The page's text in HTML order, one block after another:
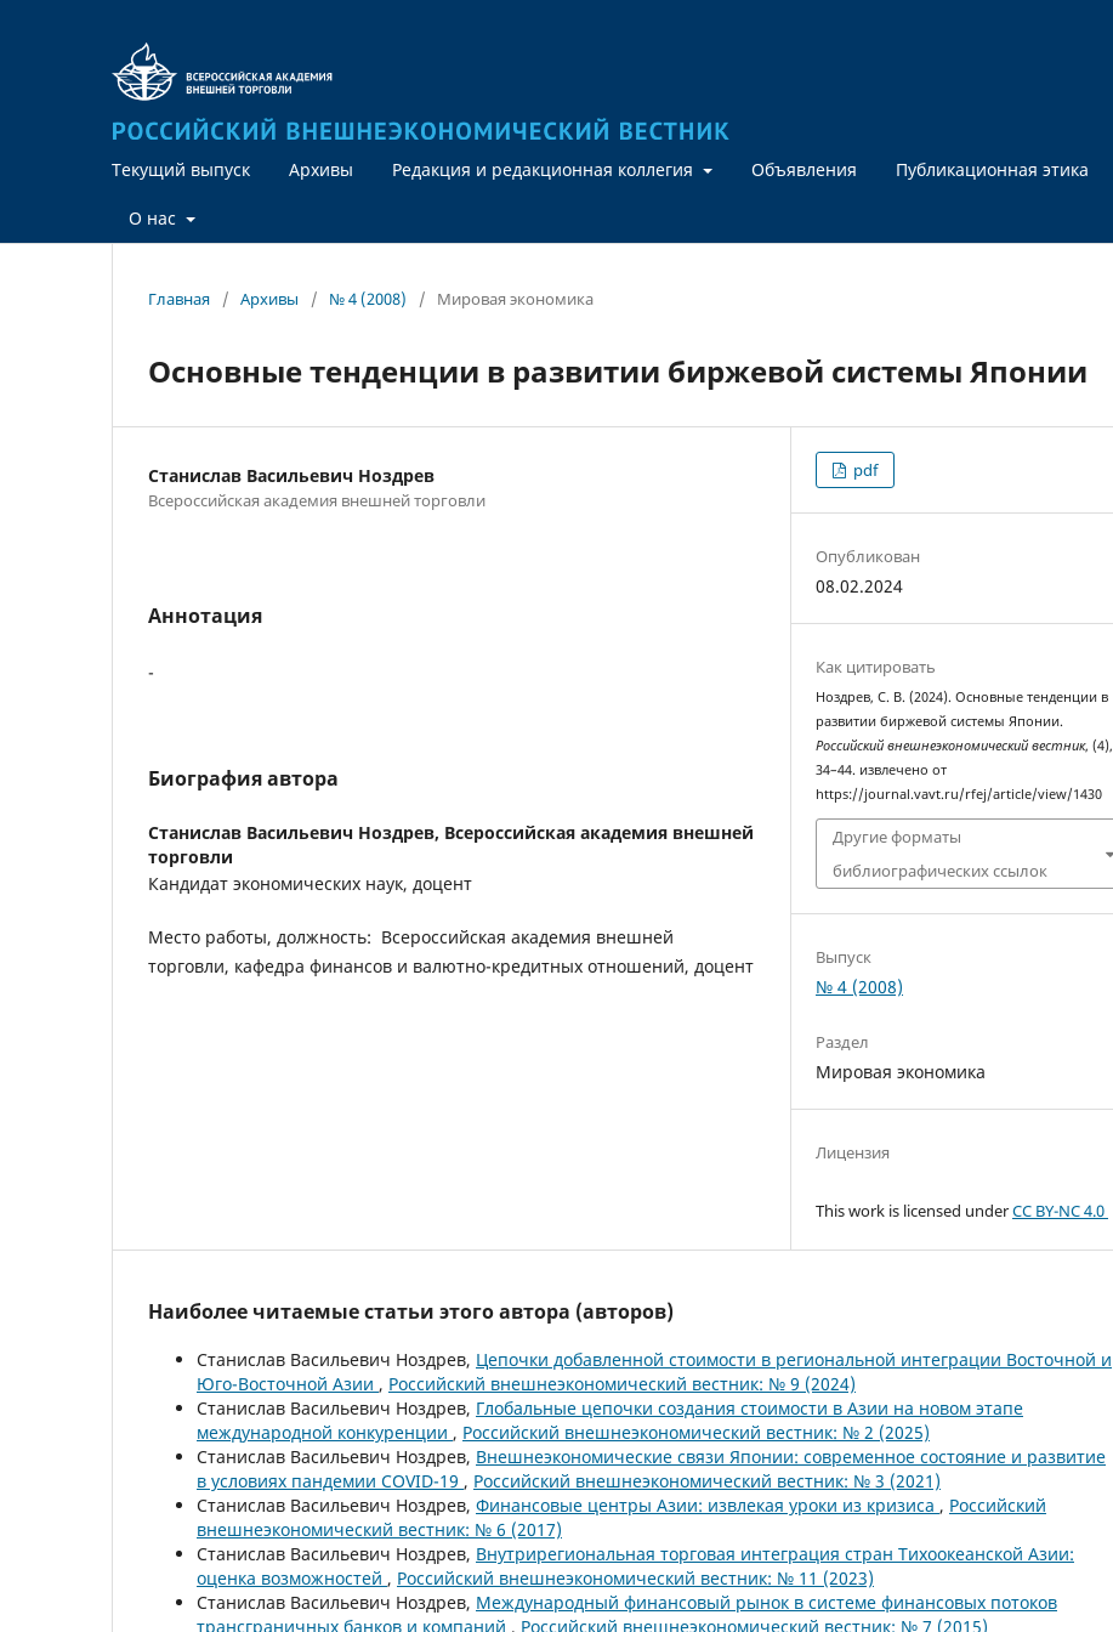
Текущий выпуск Архивы Редакция и редакционная коллегия Объявления Публикационная этика
О нас
Главная / Архивы / № 4 (2008) / Мировая экономика
Основные тенденции в развитии биржевой системы Японии
Станислав Васильевич Ноздрев
Всероссийская академия внешней торговли
Аннотация
-
Биография автора
Станислав Васильевич Ноздрев, Всероссийская академия внешней
торговли
Кандидат экономических наук, доцент
Место работы, должность: Всероссийская академия внешней
торговли, кафедра финансов и валютно-кредитных отношений, доцент
pdf
Опубликован
08.02.2024
Как цитировать
Ноздрев, С. В. (2024). Основные тенденции в
развитии биржевой системы Японии.
Российский внешнеэкономический вестник, (4),
34–44. извлечено от
https://journal.vavt.ru/rfej/article/view/1430
Другие форматы
библиографических ссылок
Выпуск
№ 4 (2008)
Раздел
Мировая экономика
Лицензия
This work is licensed underCC BY-NC 4.0
Наиболее читаемые статьи этого автора (авторов)
Станислав Васильевич Ноздрев, Цепочки добавленной стоимости в региональной интеграции Восточной и
Юго-Восточной Азии , Российский внешнеэкономический вестник: № 9 (2024)
Станислав Васильевич Ноздрев, Глобальные цепочки создания стоимости в Азии на новом этапе
международной конкуренции , Российский внешнеэкономический вестник: № 2 (2025)
Станислав Васильевич Ноздрев, Внешнеэкономические связи Японии: современное состояние и развитие
в условиях пандемии COVID-19 , Российский внешнеэкономический вестник: № 3 (2021)
Станислав Васильевич Ноздрев, Финансовые центры Азии: извлекая уроки из кризиса , Российский
внешнеэкономический вестник: № 6 (2017)
Станислав Васильевич Ноздрев, Внутрирегиональная торговая интеграция стран Тихоокеанской Азии:
оценка возможностей , Российский внешнеэкономический вестник: № 11 (2023)
Станислав Васильевич Ноздрев, Международный финансовый рынок в системе финансовых потоков
трансграничных банков и компаний , Российский внешнеэкономический вестник: № 7 (2015)